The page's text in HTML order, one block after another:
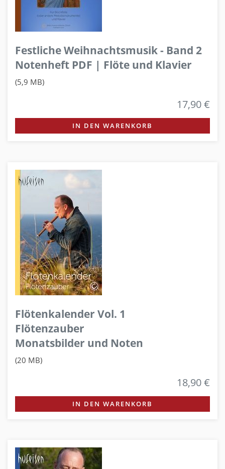
Festliche Weihnachtsmusik - Band 2
Notenheft PDF | Flöte und Klavier
(5,9 MB)
17,90 €
IN DEN WARENKORB
Flötenkalender Vol. 1
Flötenzauber
Monatsbilder und Noten
(20 MB)
18,90 €
IN DEN WARENKORB